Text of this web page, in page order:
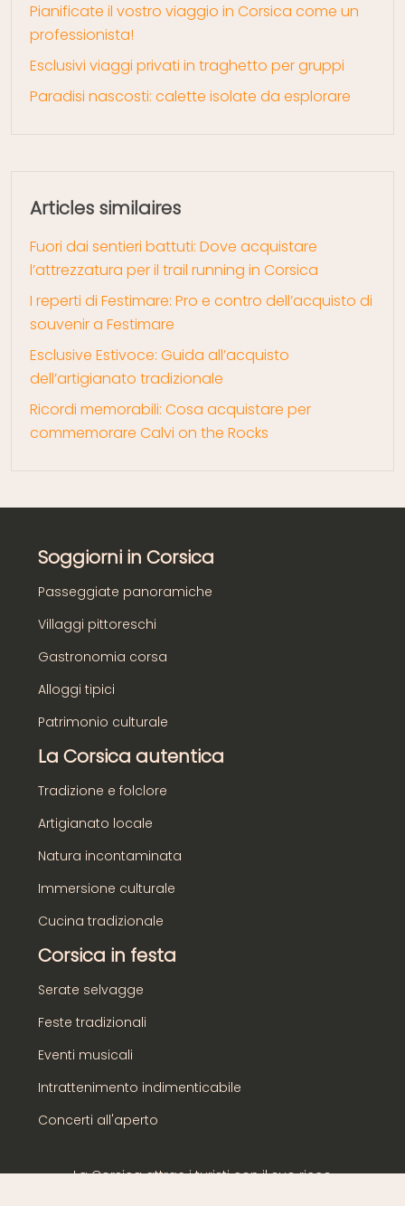
Pianificate il vostro viaggio in Corsica come un
professionista!
Esclusivi viaggi privati in traghetto per gruppi
Paradisi nascosti: calette isolate da esplorare
Articles similaires
Fuori dai sentieri battuti: Dove acquistare
l’attrezzatura per il trail running in Corsica
I reperti di Festimare: Pro e contro dell’acquisto di
souvenir a Festimare
Esclusive Estivoce: Guida all’acquisto
dell’artigianato tradizionale
Ricordi memorabili: Cosa acquistare per
commemorare Calvi on the Rocks
Soggiorni in Corsica
Passeggiate panoramiche
Villaggi pittoreschi
Gastronomia corsa
Alloggi tipici
Patrimonio culturale
La Corsica autentica
Tradizione e folclore
Artigianato locale
Natura incontaminata
Immersione culturale
Cucina tradizionale
Corsica in festa
Serate selvagge
Feste tradizionali
Eventi musicali
Intrattenimento indimenticabile
Concerti all'aperto
La Corsica attrae i turisti con il suo ricco